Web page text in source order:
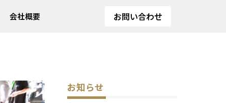
会社概要 お問い合わせ
お知らせ